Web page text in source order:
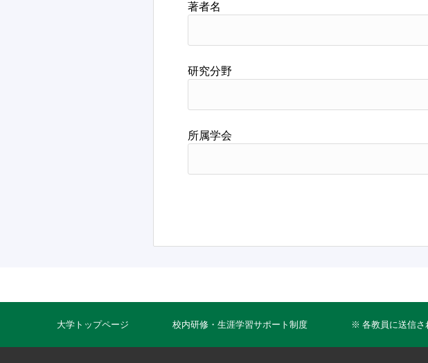
著者名
研究分野
所属学会
大学トップページ 校内研修・生涯学習サポート制度 ※ 各教員に送信さ